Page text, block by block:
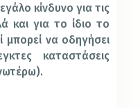
κίνδυνο για τις
και για το ίδιο το
να οδηγήσει
καταστάσεις